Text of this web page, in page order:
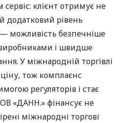
сервіс: клієнт отримує не
додатковий рівень
— можливість безпечніше
і швидше
У міжнародній торгівлі
тож комплаєнс
регуляторів і стає
«ДАНН.» фінансує не
міжнародні торгові